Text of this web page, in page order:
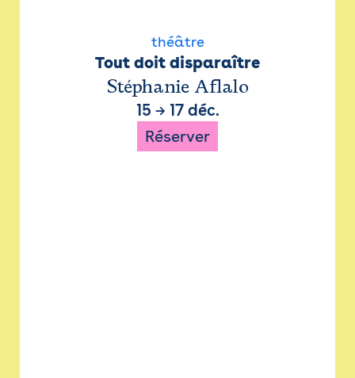
théâtre
Tout doit disparaître
Stéphanie Aflalo
15 → 17 déc.
Réserver